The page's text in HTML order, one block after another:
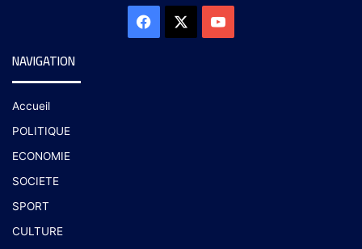
NAVIGATION
Accueil
POLITIQUE
ECONOMIE
SOCIETE
SPORT
CULTURE